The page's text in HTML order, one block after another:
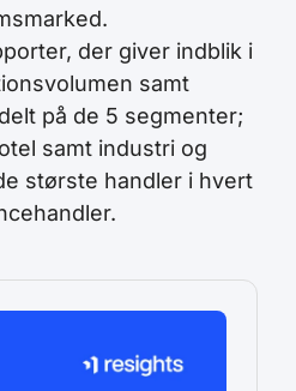
der giver indblik i
samt
på de 5 segmenter;
samt industri og
største handler i hvert